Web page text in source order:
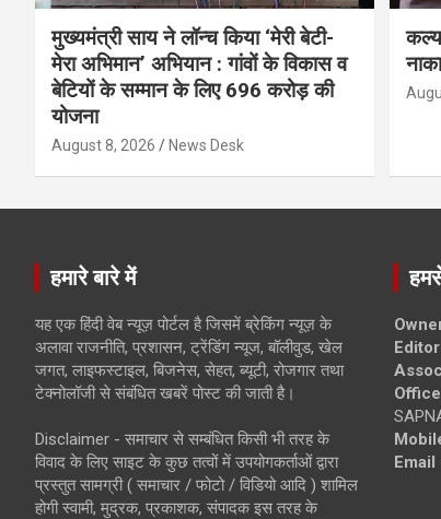
मुख्यमंत्री साय ने लॉन्च किया ‘मेरी बेटी-
मेरा अभिमान’ अभियान : गांवों के विकास व
बेटियों के सम्मान के लिए 696 करोड़ की
योजना
August 8, 2026 News Desk
हमारे बारे में
यह एक हिंदी वेब न्यूज़ पोर्टल है जिसमें ब्रेकिंग न्यूज़ के
अलावा राजनीति, प्रशासन, ट्रेंडिंग न्यूज, बॉलीवुड, खेल
जगत, लाइफस्टाइल, बिजनेस, सेहत, ब्यूटी, रोजगार तथा
टेक्नोलॉजी से संबंधित खबरें पोस्ट की जाती है।
Disclaimer - समाचार से सम्बंधित किसी भी तरह के
विवाद के लिए साइट के कुछ तत्वों में उपयोगकर्ताओं द्वारा
प्रस्तुत सामग्री ( समाचार / फोटो / विडियो आदि ) शामिल
होगी स्वामी, मुद्रक, प्रकाशक, संपादक इस तरह के
Email